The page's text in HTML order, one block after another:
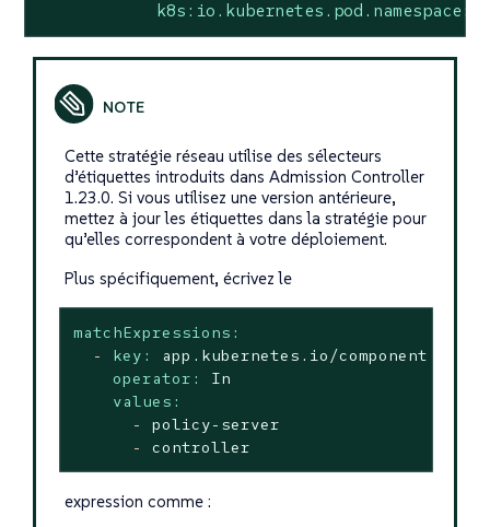
k8s:io.kubernetes.pod.namespace:
Cette stratégie réseau utilise des sélecteurs
d’étiquettes introduits dans Admission Controller
1.23.0. Si vous utilisez une version antérieure,
mettez à jour les étiquettes dans la stratégie pour
qu’elles correspondent à votre déploiement.
Plus spécifiquement, écrivez le
matchExpressions:
-
key:
app.kubernetes.io/component
operator:
In
values:
-
policy-server
-
controller
expression comme :